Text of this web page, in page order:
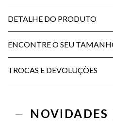
DETALHE DO PRODUTO
ENCONTRE O SEU
TROCAS E DEVOLUÇÕES
NOVIDADES